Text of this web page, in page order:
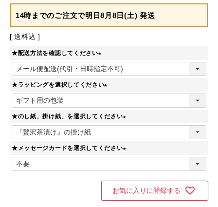
14時までのご注文で明日8月8日(土) 発送
送料込
★配送方法を確認してください
(
必
須
)
★ラッピングを選択してください
必
須
)
★のし紙、掛け紙、を選択してください
必
須
)
★メッセージカードを選択してください
必
須
)
お気に入りに登録する